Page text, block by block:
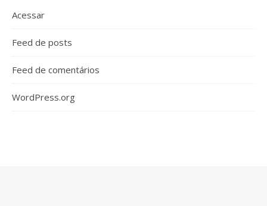
Acessar
Feed de posts
Feed de comentários
WordPress.org